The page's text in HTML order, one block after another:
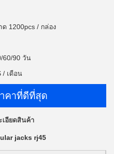
ด 1200pcs / กล่อง
60/90 วัน
/ เดือน
คาที่ดีที่สุด
เอียดสินค้า
jacks rj45